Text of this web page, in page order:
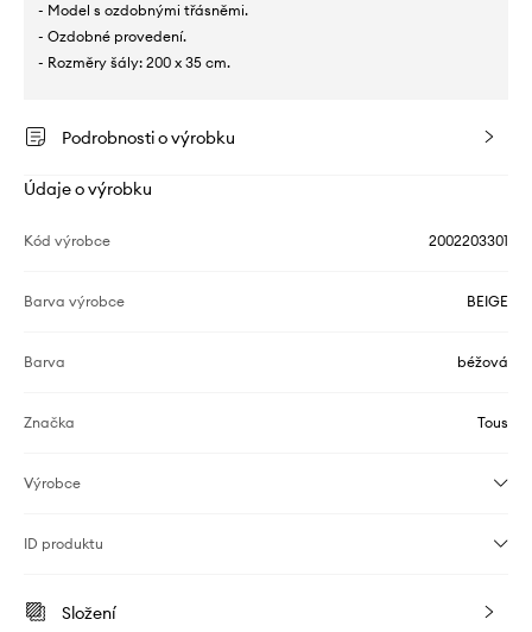
- Model s ozdobnými třásněmi.
- Ozdobné provedení.
- Rozměry šály: 200 x 35 cm.
Podrobnosti o výrobku
Údaje o výrobku
Kód výrobce 2002203301
Barva výrobce BEIGE
Barva béžová
Značka Tous
Výrobce
ID produktu
Složení